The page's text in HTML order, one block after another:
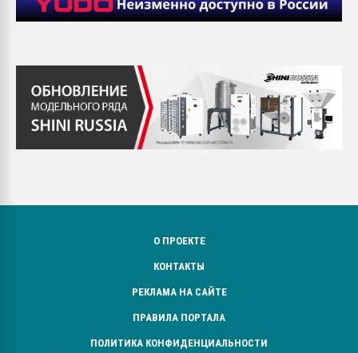
О ПРОЕКТЕ
КОНТАКТЫ
РЕКЛАМА НА САЙТЕ
ПРАВИЛА ПОРТАЛА
ПОЛИТИКА КОНФИДЕНЦИАЛЬНОСТИ